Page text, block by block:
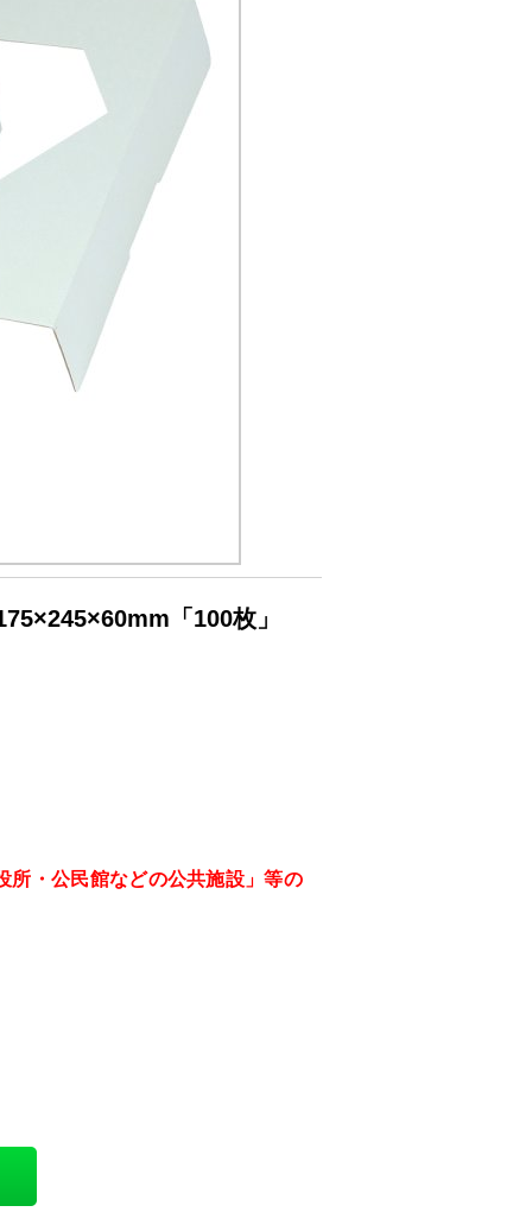
「100枚」
所・公民館などの公共施設」等の